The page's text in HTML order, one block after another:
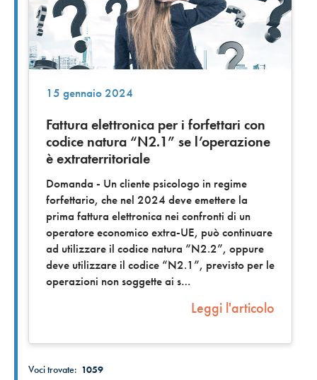
15 gennaio 2024
Fattura elettronica per i forfettari con
codice natura “N2.1” se l’operazione
è extraterritoriale
Domanda - Un cliente psicologo in regime
forfettario, che nel 2024 deve emettere la
prima fattura elettronica nei confronti di un
operatore economico extra-UE, può continuare
ad utilizzare il codice natura “N2.2”, oppure
deve utilizzare il codice “N2.1”, previsto per le
operazioni non soggette ai s
Leggi l'articolo
Voci trovate: 1059